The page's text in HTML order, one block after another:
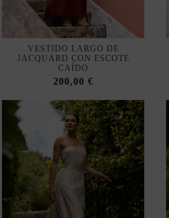
VESTIDO LARGO MARFIL
BORDADO PALABRA DE
HONOR
185,00 €